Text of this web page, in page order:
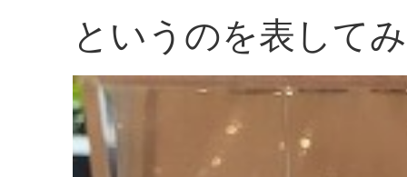
というのを表して